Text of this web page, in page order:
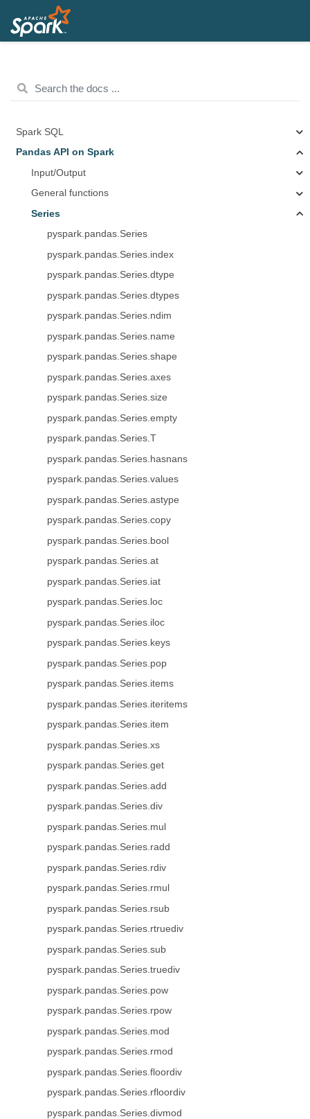
Spark SQL
Pandas API on Spark
Input/Output
General functions
Series
pyspark.pandas.Series
pyspark.pandas.Series.index
pyspark.pandas.Series.dtype
pyspark.pandas.Series.dtypes
pyspark.pandas.Series.ndim
pyspark.pandas.Series.name
pyspark.pandas.Series.shape
pyspark.pandas.Series.axes
pyspark.pandas.Series.size
pyspark.pandas.Series.empty
pyspark.pandas.Series.T
pyspark.pandas.Series.hasnans
pyspark.pandas.Series.values
pyspark.pandas.Series.astype
pyspark.pandas.Series.copy
pyspark.pandas.Series.bool
pyspark.pandas.Series.at
pyspark.pandas.Series.iat
pyspark.pandas.Series.loc
pyspark.pandas.Series.iloc
pyspark.pandas.Series.keys
pyspark.pandas.Series.pop
pyspark.pandas.Series.items
pyspark.pandas.Series.iteritems
pyspark.pandas.Series.item
pyspark.pandas.Series.xs
pyspark.pandas.Series.get
pyspark.pandas.Series.add
pyspark.pandas.Series.div
pyspark.pandas.Series.mul
pyspark.pandas.Series.radd
pyspark.pandas.Series.rdiv
pyspark.pandas.Series.rmul
pyspark.pandas.Series.rsub
pyspark.pandas.Series.rtruediv
pyspark.pandas.Series.sub
pyspark.pandas.Series.truediv
pyspark.pandas.Series.pow
pyspark.pandas.Series.rpow
pyspark.pandas.Series.mod
pyspark.pandas.Series.rmod
pyspark.pandas.Series.floordiv
pyspark.pandas.Series.rfloordiv
pyspark.pandas.Series.divmod